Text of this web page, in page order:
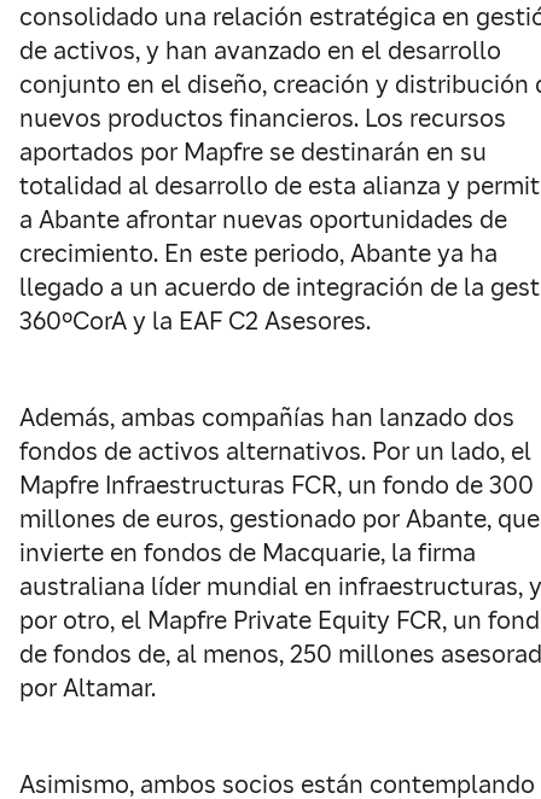
consolidado una relación estratégica en
de activos, y han avanzado en el desarrollo
conjunto en el diseño, creación y distribución
nuevos productos financieros. Los recursos
aportados por Mapfre se destinarán en su
totalidad al desarrollo de esta alianza y
a Abante afrontar nuevas oportunidades de
crecimiento. En este periodo, Abante ya ha
llegado a un acuerdo de integración de la
360ºCorA y la EAF C2 Asesores.
Además, ambas compañías han lanzado dos
fondos de activos alternativos. Por un lado, el
Mapfre Infraestructuras FCR, un fondo de 300
millones de euros, gestionado por Abante, que
invierte en fondos de Macquarie, la firma
australiana líder mundial en infraestructuras,
por otro, el Mapfre Private Equity FCR, un
de fondos de, al menos, 250 millones
por Altamar.
Asimismo, ambos socios están contemplando